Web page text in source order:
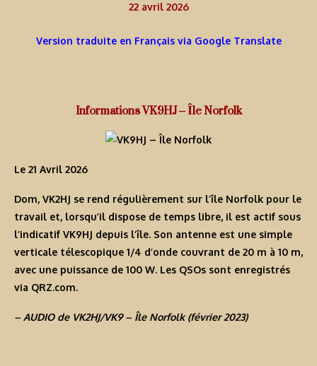
22 avril 2026
Version traduite en Français via Google Translate
Informations VK9HJ – Île Norfolk
Le 21 Avril 2026
Dom, VK2HJ se rend régulièrement sur l’île Norfolk pour le
travail et, lorsqu’il dispose de temps libre, il est actif sous
l’indicatif VK9HJ depuis l’île. Son antenne est une simple
verticale télescopique 1/4 d’onde couvrant de 20 m à 10 m,
avec une puissance de 100 W. Les QSOs sont enregistrés
via QRZ.com.
– AUDIO de VK2HJ/VK9 – Île Norfolk (février 2023)